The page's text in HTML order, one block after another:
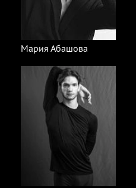
Мария Абашова